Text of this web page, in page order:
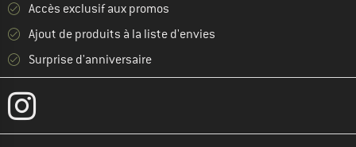
Accès exclusif aux promos
Ajout de produits à la liste d'envies
Surprise d'anniversaire